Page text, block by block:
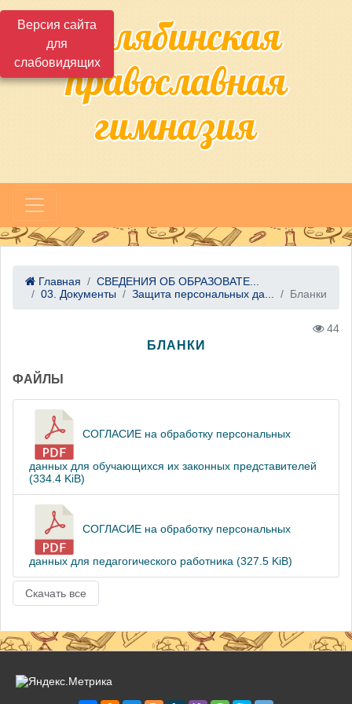
Версия сайта
для
слабовидящихЧелябинская
православная
гимназия
Главная
СВЕДЕНИЯ ОБ ОБРАЗОВАТЕ...
03. Документы
Защита персональных да... Бланки
44
БЛАНКИ
ФАЙЛЫ
СОГЛАСИЕ на обработку персональных
данных для обучающихся их законных представителей
(334.4 KiB)
СОГЛАСИЕ на обработку персональных
данных для педагогического работника (327.5 KiB)
Скачать все